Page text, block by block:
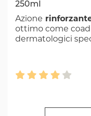
250ml
Azione
ottimo come
dermatologici